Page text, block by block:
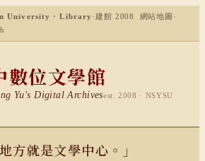
University · Library ·建館 2008 網站地圖 ·
數位文學館
Yu's Digital Archivesest. 2008 · NSYSU
方就是文學中心。」